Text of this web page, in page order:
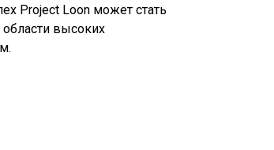
Project Loon может стать
высоких